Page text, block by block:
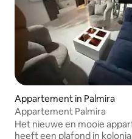
Appartement in Palmira
Appartement Palmira
Het nieuwe en mooie
heeft een plafond in